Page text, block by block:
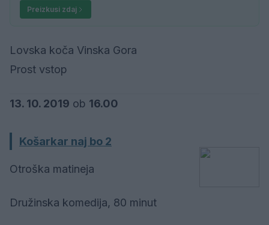
Preizkusi zdaj
Lovska koča Vinska Gora
Prost vstop
13. 10. 2019 ob 16.00
Košarkar naj bo 2
Otroška matineja
Družinska komedija, 80 minut